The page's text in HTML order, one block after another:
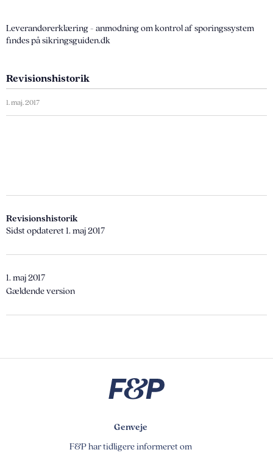
Leverandørerklæring - anmodning om kontrol af sporingssystem
findes på sikringsguiden.dk
Revisionshistorik
1. maj. 2017
Revisionshistorik
Sidst opdateret 1. maj 2017
1. maj 2017
Gældende version
Genveje
F&P har tidligere informeret om